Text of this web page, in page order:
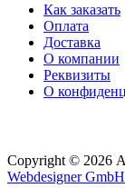
Как заказать
Оплата
Доставка
О компании
Реквизиты
О
Copyright © 2026
Webdesigner GmbH